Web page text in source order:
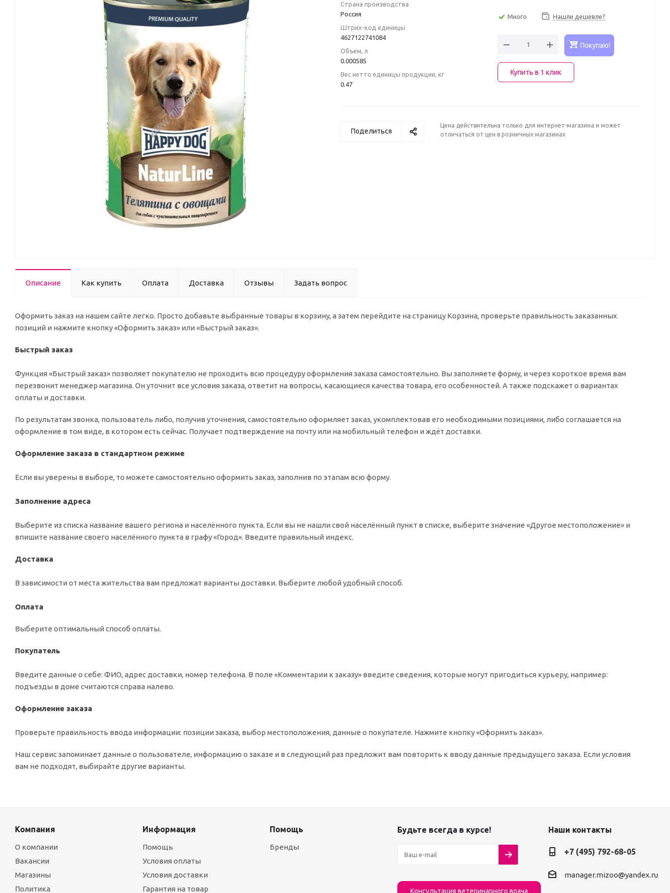
Страна производства
Poccия
Штрих-код единицы
4627122741084
Объем, л
0.000585
Вес нетто единицы продукции, кг
0.47
Много Нашли дешевле?
Покупаю!
Купить в 1 клик
Поделиться
Цена действительна только для интернет-магазина и может
отличаться от цен в розничных магазинах
Описание Как купить Оплата Доставка Отзывы Задать вопрос
Оформить заказ на нашем сайте легко. Просто добавьте выбранные товары в корзину, а затем перейдите на страницу Корзина, проверьте правильность заказанных
позиций и нажмите кнопку «Оформить заказ» или «Быстрый заказ».
Быстрый заказ
Функция «Быстрый заказ» позволяет покупателю не проходить всю процедуру оформления заказа самостоятельно. Вы заполняете форму, и через короткое время вам
перезвонит менеджер магазина. Он уточнит все условия заказа, ответит на вопросы, касающиеся качества товара, его особенностей. А также подскажет о вариантах
оплаты и доставки.
По результатам звонка, пользователь либо, получив уточнения, самостоятельно оформляет заказ, укомплектовав его необходимыми позициями, либо соглашается на
оформление в том виде, в котором есть сейчас. Получает подтверждение на почту или на мобильный телефон и ждёт доставки.
Оформление заказа в стандартном режиме
Если вы уверены в выборе, то можете самостоятельно оформить заказ, заполнив по этапам всю форму.
Заполнение адреса
Выберите из списка название вашего региона и населённого пункта. Если вы не нашли свой населённый пункт в списке, выберите значение «Другое местоположение» и
впишите название своего населённого пункта в графу «Город». Введите правильный индекс.
Доставка
В зависимости от места жительства вам предложат варианты доставки. Выберите любой удобный способ.
Оплата
Выберите оптимальный способ оплаты.
Покупатель
Введите данные о себе: ФИО, адрес доставки, номер телефона. В поле «Комментарии к заказу» введите сведения, которые могут пригодиться курьеру, например:
подъезды в доме считаются справа налево.
Оформление заказа
Проверьте правильность ввода информации: позиции заказа, выбор местоположения, данные о покупателе. Нажмите кнопку «Оформить заказ».
Наш сервис запоминает данные о пользователе, информацию о заказе и в следующий раз предложит вам повторить к вводу данные предыдущего заказа. Если условия
вам не подходят, выбирайте другие варианты.
Компания
О компании
Вакансии
Магазины
Политика
Информация
Помощь
Условия оплаты
Условия доставки
Гарантия на товар
Помощь
Бренды
Будьте всегда в курсе!
Консультация ветеринарного врача
Наши контакты
+7 (495) 792-68-05
manager.mizoo@yandex.ru